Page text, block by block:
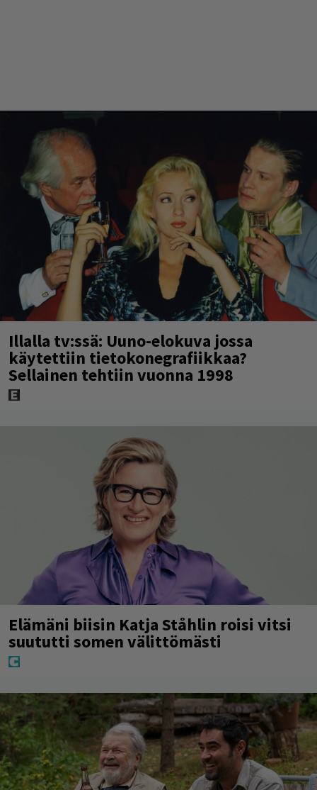
Illalla tv:ssä: Uuno-elokuva jossa
käytettiin tietokonegrafiikkaa?
Sellainen tehtiin vuonna 1998
Elämäni biisin Katja Ståhlin roisi vitsi
suututti somen välittömästi